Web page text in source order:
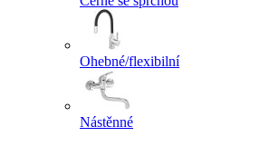
Ohebné/flexibilní
Nástěnné